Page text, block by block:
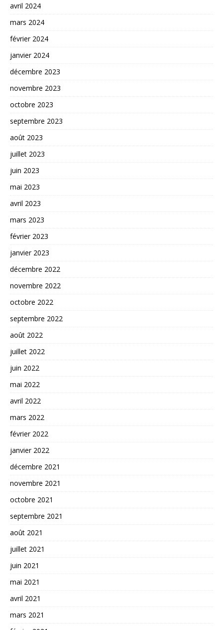
avril 2024
mars 2024
février 2024
janvier 2024
décembre 2023
novembre 2023
octobre 2023
septembre 2023
août 2023
juillet 2023
juin 2023
mai 2023
avril 2023
mars 2023
février 2023
janvier 2023
décembre 2022
novembre 2022
octobre 2022
septembre 2022
août 2022
juillet 2022
juin 2022
mai 2022
avril 2022
mars 2022
février 2022
janvier 2022
décembre 2021
novembre 2021
octobre 2021
septembre 2021
août 2021
juillet 2021
juin 2021
mai 2021
avril 2021
mars 2021